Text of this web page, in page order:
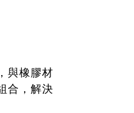
與橡膠材
合，解決